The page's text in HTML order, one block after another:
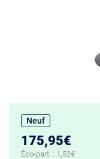
Neuf
175,95€
Éco-part. : 1,52€